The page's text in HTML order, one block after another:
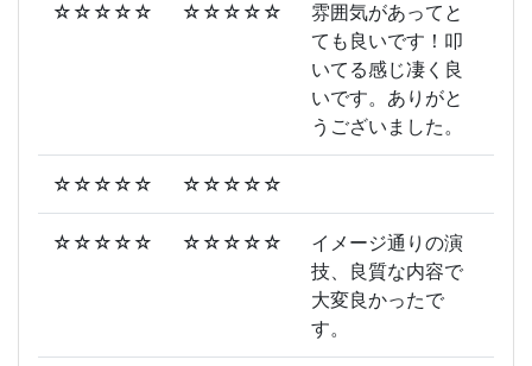
☆☆☆☆☆ ☆☆☆☆☆
雰囲気があってと
ても良いです！叩
いてる感じ凄く良
いです。ありがと
うございました。
☆☆☆☆☆ ☆☆☆☆☆
☆☆☆☆☆ ☆☆☆☆☆
イメージ通りの演
技、良質な内容で
大変良かったで
す。